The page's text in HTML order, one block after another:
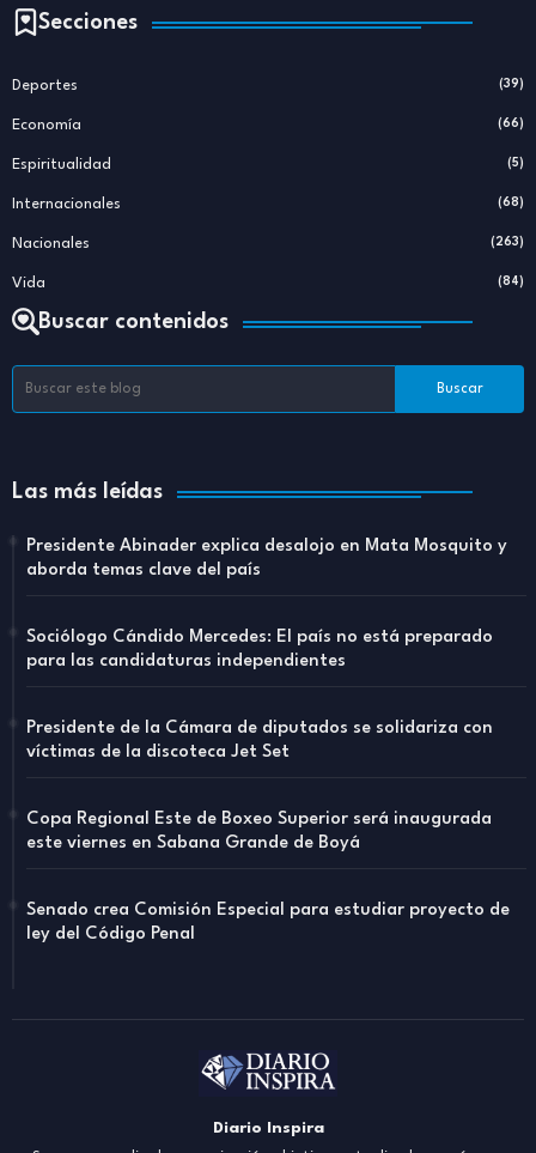
Secciones
Deportes (39)
Economía (66)
Espiritualidad (5)
Internacionales (68)
Nacionales (263)
Vida (84)
Buscar contenidos
Las más leídas
Presidente Abinader explica desalojo en Mata Mosquito y
aborda temas clave del país
Sociólogo Cándido Mercedes: El país no está preparado
para las candidaturas independientes
Presidente de la Cámara de diputados se solidariza con
víctimas de la discoteca Jet Set
Copa Regional Este de Boxeo Superior será inaugurada
este viernes en Sabana Grande de Boyá
Senado crea Comisión Especial para estudiar proyecto de
ley del Código Penal
Diario Inspira